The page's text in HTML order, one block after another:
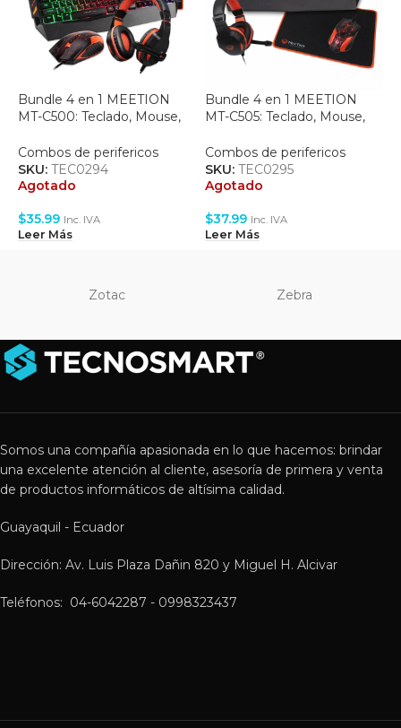
Bundle 4 en 1 MEETION
MT-C500: Teclado, Mouse,
Combos de perifericos
SKU: TEC0294
Agotado
$35.99 Inc. IVA
Leer Más
Bundle 4 en 1 MEETION
MT-C505: Teclado, Mouse,
Combos de perifericos
SKU: TEC0295
Agotado
$37.99 Inc. IVA
Leer Más
Zotac Zebra
Somos una compañía apasionada en lo que hacemos: brindar
una excelente atención al cliente, asesoría de primera y venta
de productos informáticos de altísima calidad.
Guayaquil - Ecuador
Dirección: Av. Luis Plaza Dañin 820 y Miguel H. Alcivar
Teléfonos: 04-6042287 - 0998323437